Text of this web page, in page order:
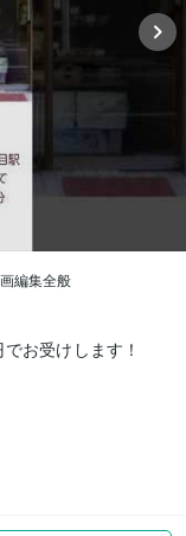
編集全般
お受けします！